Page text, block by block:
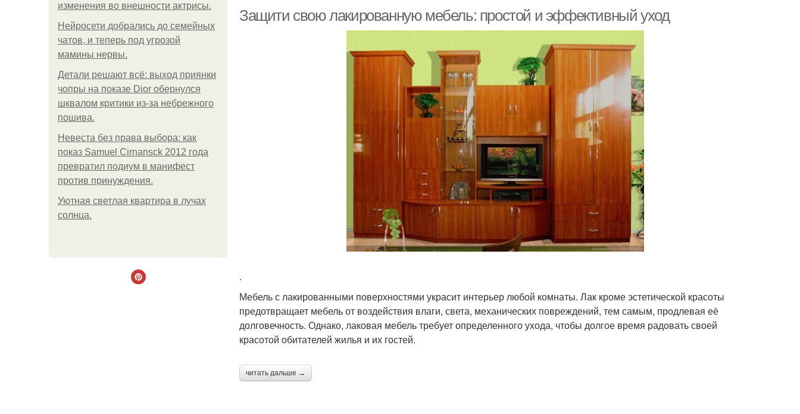
изменения во внешности актрисы.
Нейросети добрались до семейных
чатов, и теперь под угрозой
мамины нервы.
Детали решают всё: выход приянки
чопры на показе Dior обернулся
шквалом критики из-за небрежного
пошива.
Невеста без права выбора: как
показ Samuel Cirnansck 2012 года
превратил подиум в манифест
против принуждения.
Уютная светлая квартира в лучах
солнца.
Защити свою лакированную мебель: простой и эффективный уход
.
Мебель с лакированными поверхностями украсит интерьер любой комнаты. Лак кроме эстетической красоты
предотвращает мебель от воздействия влаги, света, механических повреждений, тем самым, продлевая её
долговечность. Однако, лаковая мебель требует определенного ухода, чтобы долгое время радовать своей
красотой обитателей жилья и их гостей.
читать дальше →